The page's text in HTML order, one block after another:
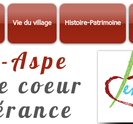
Vie du village Histoire-Patrimoine
Aspe
coeur